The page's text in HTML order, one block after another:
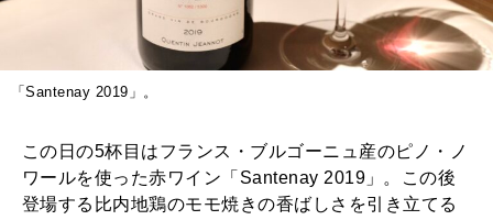
「Santenay 2019」。
この日の5杯目はフランス・ブルゴーニュ産のピノ・ノ
ワールを使った赤ワイン「Santenay 2019」。この後
登場する比内地鶏のモモ焼きの香ばしさを引き立てる